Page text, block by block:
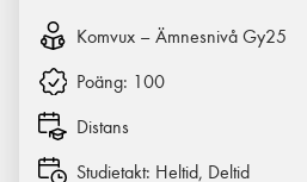
Komvux – Ämnesnivå Gy25
Poäng: 100
Distans
Studietakt: Heltid, Deltid